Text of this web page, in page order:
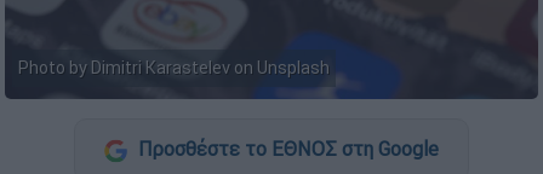
Photo by Dimitri Karastelev on Unsplash
Προσθέστε το ΕΘΝΟΣ στη Google